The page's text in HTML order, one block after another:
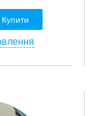
Купити